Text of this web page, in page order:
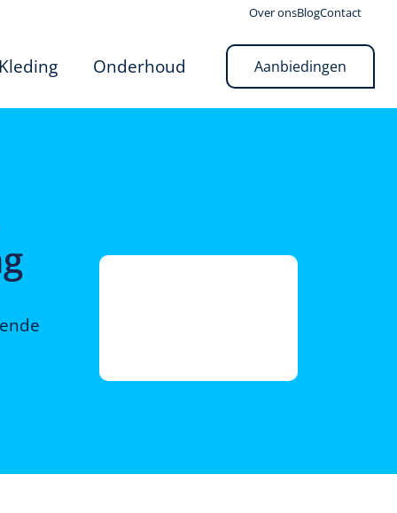
Over onsBlogContact
Kleding Onderhoud Aanbiedingen